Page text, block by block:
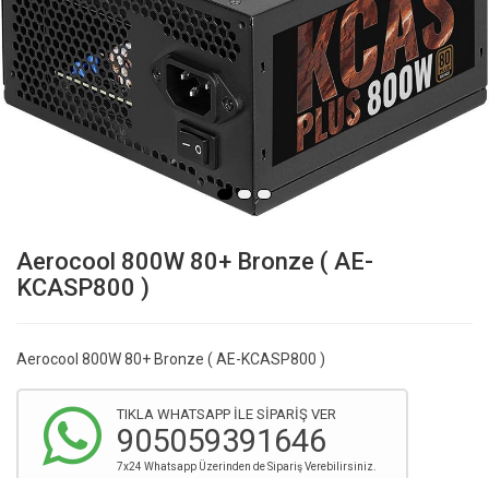
Aerocool 800W 80+ Bronze ( AE-
KCASP800 )
Aerocool 800W 80+ Bronze ( AE-KCASP800 )
TIKLA WHATSAPP İLE SİPARİŞ VER
905059391646
7x24 Whatsapp Üzerinden de Sipariş Verebilirsiniz.